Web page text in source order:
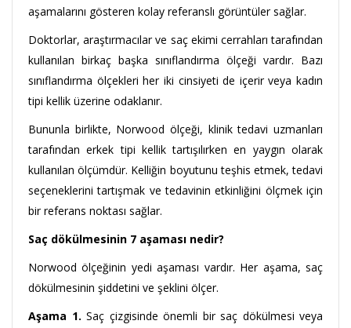
aşamalarını gösteren kolay referanslı görüntüler sağlar.
Doktorlar, araştırmacılar ve saç ekimi cerrahları tarafından
kullanılan birkaç başka sınıflandırma ölçeği vardır. Bazı
sınıflandırma ölçekleri her iki cinsiyeti de içerir veya kadın
tipi kellik üzerine odaklanır.
Bununla birlikte, Norwood ölçeği, klinik tedavi uzmanları
tarafından erkek tipi kellik tartışılırken en yaygın olarak
kullanılan ölçümdür. Kelliğin boyutunu teşhis etmek, tedavi
seçeneklerini tartışmak ve tedavinin etkinliğini ölçmek için
bir referans noktası sağlar.
Saç dökülmesinin 7 aşaması nedir?
Norwood ölçeğinin yedi aşaması vardır. Her aşama, saç
dökülmesinin şiddetini ve şeklini ölçer.
Aşama 1. Saç çizgisinde önemli bir saç dökülmesi veya